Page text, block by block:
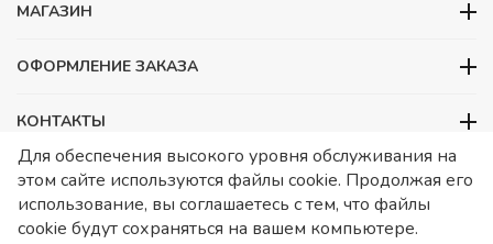
МАГАЗИН
ОФОРМЛЕНИЕ ЗАКАЗА
КОНТАКТЫ
ООО «Детский сад», ОГРН 1157746480088
ИНН 7728252648 КПП 772601001 Юридический адрес – Москва,
ул. Подольских курсантов, д 3. стр 2. Помещение 1/3. Информация
о товарах носит справочный характер и не является публичной
Для обеспечения высокого уровня обслуживания на
этом сайте используются файлы cookie. Продолжая его
использование, вы соглашаетесь с тем, что файлы
cookie будут сохраняться на вашем компьютере.